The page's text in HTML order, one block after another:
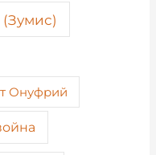
Онуфрий